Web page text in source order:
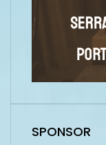
SPONSOR